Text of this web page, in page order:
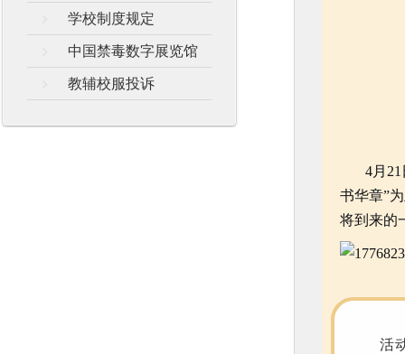
学校制度规定
中国禁毒数字展览馆
教辅校服投诉
4月21
书华章”
将到来的
活动